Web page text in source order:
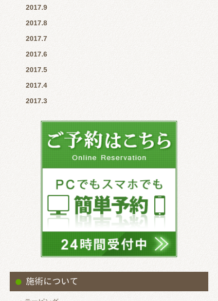
2017.9
2017.8
2017.7
2017.6
2017.5
2017.4
2017.3
施術について